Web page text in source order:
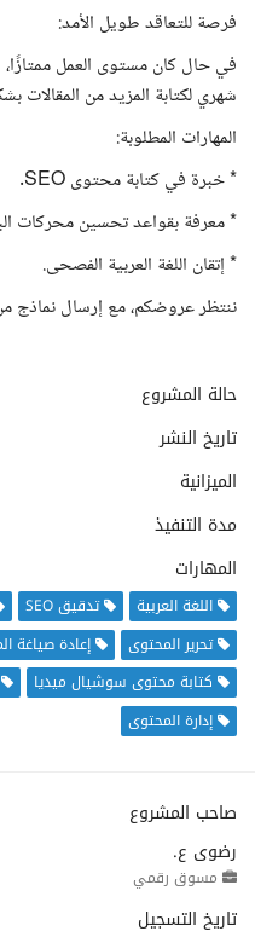
فرصة للتعاقد طويل الأمد:
في حال كان مستوى العمل
شهري لكتابة المزيد من المقالات
المهارات المطلوبة:
* خبرة في كتابة محتوى SEO.
* معرفة بقواعد تحسين محركات
* إتقان اللغة العربية الفصحى.
ننتظر عروضكم، مع إرسال نماذج
حالة المشروع
تاريخ النشر
الميزانية
مدة التنفيذ
المهارات
اللغة العربية تدقيق SEO
تحرير المحتوى
إعادة صياغة
كتابة محتوى سوشيال ميديا
إدارة المحتوى
صاحب المشروع
رضوى ع.
مسوق رقمي
تاريخ التسجيل